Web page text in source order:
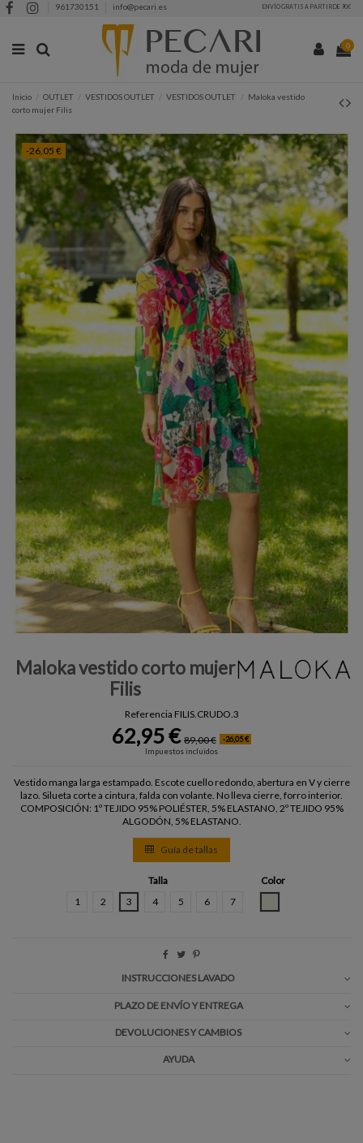
961730151 info@pecari.es ENVÍO GRATIS A PARTIR DE 90€
0
Inicio OUTLET VESTIDOS OUTLET VESTIDOS OUTLET
Maloka vestido
corto mujer Filis
-26,05 €
Maloka vestido corto mujer
Filis
Referencia FILIS.CRUDO.3
62,95 € 89,00 €
-26,05 €
Impuestos incluidos
Vestido manga larga estampado. Escote cuello redondo, abertura en V y cierre
lazo. Silueta corte a cintura, falda con volante. No lleva cierre, forro interior.
COMPOSICIÓN: 1º TEJIDO 95% POLIÉSTER, 5% ELASTANO, 2º TEJIDO 95%
ALGODÓN, 5% ELASTANO.
Guía de tallas
Talla
1
2 3 4 5 6 7
Color
INSTRUCCIONES LAVADO
PLAZO DE ENVÍO Y ENTREGA
DEVOLUCIONES Y CAMBIOS
AYUDA